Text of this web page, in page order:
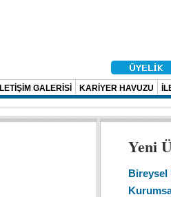
İLETİŞİM GALERİSİ KARİYER HAVUZU
Yeni
Bireysel